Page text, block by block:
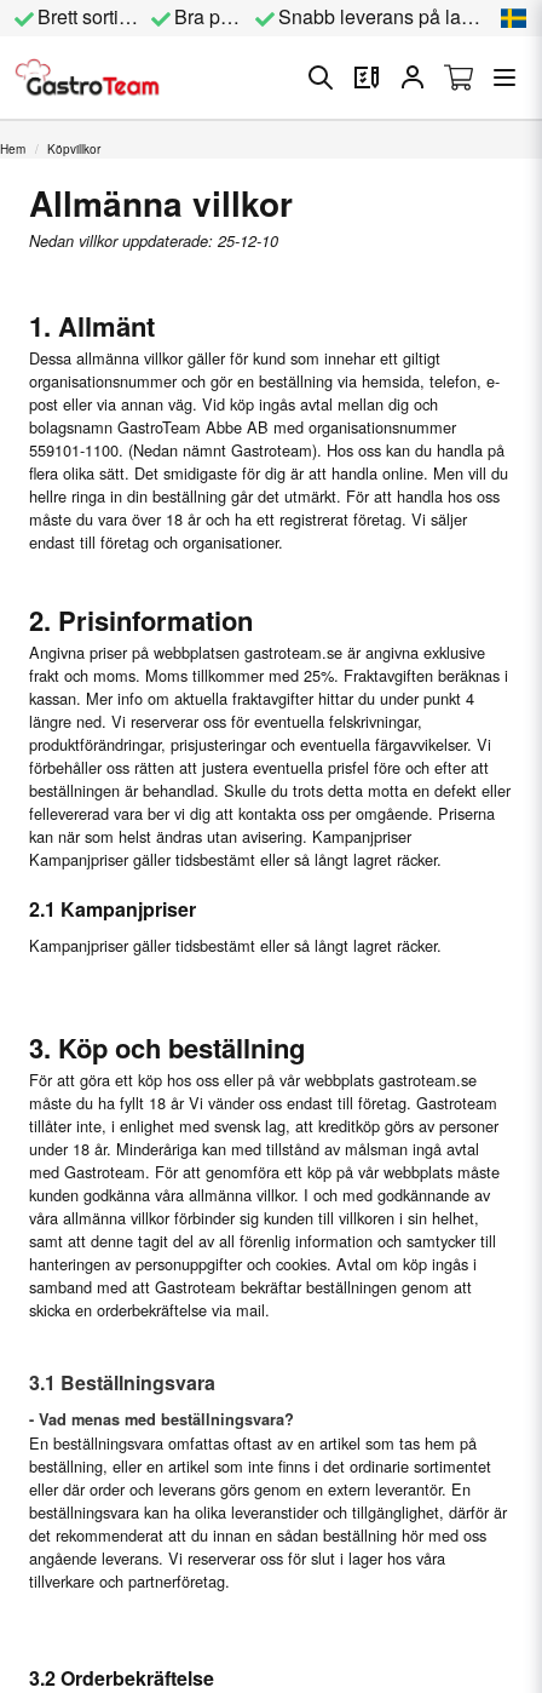
Brett sortiment Bra priser Snabb leverans på lagervara
Hem Köpvillkor
Allmänna villkor
Nedan villkor uppdaterade: 25-12-10
1. Allmänt
Dessa allmänna villkor gäller för kund som innehar ett giltigt
organisationsnummer och gör en beställning via hemsida, telefon, e-
post eller via annan väg. Vid köp ingås avtal mellan dig och
bolagsnamn GastroTeam Abbe AB med organisationsnummer
559101-1100. (Nedan nämnt Gastroteam). Hos oss kan du handla på
flera olika sätt. Det smidigaste för dig är att handla online. Men vill du
hellre ringa in din beställning går det utmärkt. För att handla hos oss
måste du vara över 18 år och ha ett registrerat företag. Vi säljer
endast till företag och organisationer.
2. Prisinformation
Angivna priser på webbplatsen gastroteam.se är angivna exklusive
frakt och moms. Moms tillkommer med 25%. Fraktavgiften beräknas i
kassan. Mer info om aktuella fraktavgifter hittar du under punkt 4
längre ned. Vi reserverar oss för eventuella felskrivningar,
produktförändringar, prisjusteringar och eventuella färgavvikelser. Vi
förbehåller oss rätten att justera eventuella prisfel före och efter att
beställningen är behandlad. Skulle du trots detta motta en defekt eller
fellevererad vara ber vi dig att kontakta oss per omgående. Priserna
kan när som helst ändras utan avisering. Kampanjpriser
Kampanjpriser gäller tidsbestämt eller så långt lagret räcker.
2.1 Kampanjpriser
Kampanjpriser gäller tidsbestämt eller så långt lagret räcker.
3. Köp och beställning
För att göra ett köp hos oss eller på vår webbplats gastroteam.se
måste du ha fyllt 18 år Vi vänder oss endast till företag. Gastroteam
tillåter inte, i enlighet med svensk lag, att kreditköp görs av personer
under 18 år. Minderåriga kan med tillstånd av målsman ingå avtal
med Gastroteam. För att genomföra ett köp på vår webbplats måste
kunden godkänna våra allmänna villkor. I och med godkännande av
våra allmänna villkor förbinder sig kunden till villkoren i sin helhet,
samt att denne tagit del av all förenlig information och samtycker till
hanteringen av personuppgifter och cookies. Avtal om köp ingås i
samband med att Gastroteam bekräftar beställningen genom att
skicka en orderbekräftelse via mail.
3.1 Beställningsvara
- Vad menas med beställningsvara?
En beställningsvara omfattas oftast av en artikel som tas hem på
beställning, eller en artikel som inte finns i det ordinarie sortimentet
eller där order och leverans görs genom en extern leverantör. En
beställningsvara kan ha olika leveranstider och tillgänglighet, därför är
det rekommenderat att du innan en sådan beställning hör med oss
angående leverans. Vi reserverar oss för slut i lager hos våra
tillverkare och partnerföretag.
3.2 Orderbekräftelse